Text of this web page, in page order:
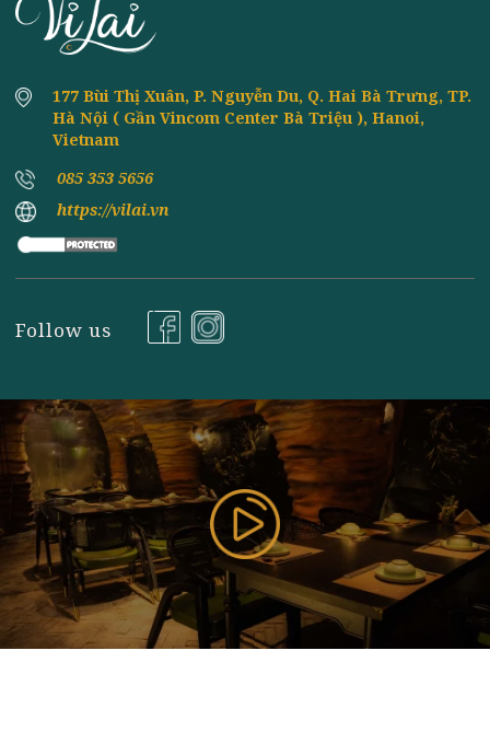
THỰC
Quán chay ngon không chỉ nằm ở vị giác mà còn ở
ẩm ...
Đăng ký nhận tin
177 Bùi Thị Xuân, P. Nguyễn Du, Q. Hai Bà Trưng,
Hà Nội ( Gần Vincom Center Bà Triệu ), Hanoi,
Vietnam
085 353 5656
https://vilai.vn